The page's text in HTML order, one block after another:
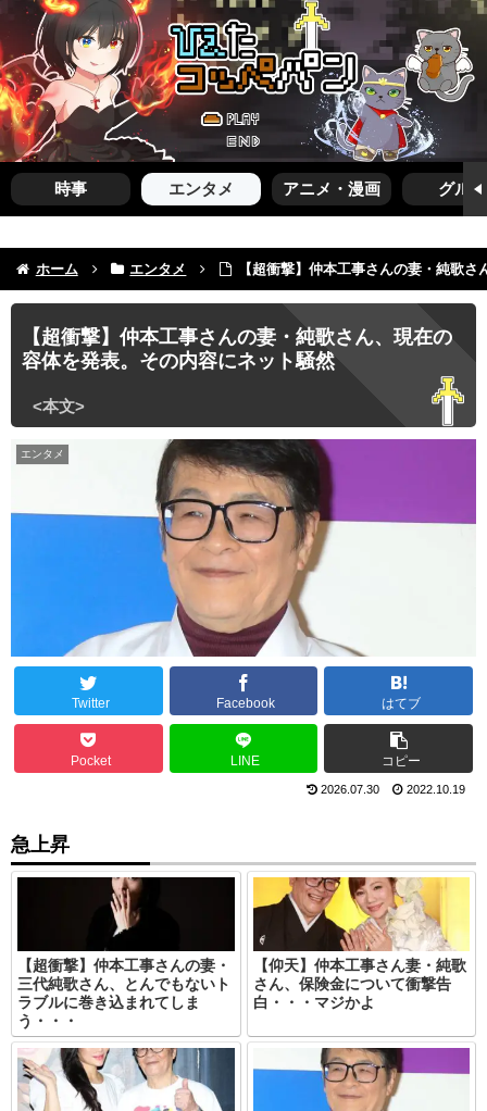
時事 エンタメ アニメ・漫画 グルメ
ホーム エンタメ 【超衝撃】仲本工事さんの妻・純歌
【超衝撃】仲本工事さんの妻・純歌さん、現在の
容体を発表。その内容にネット騒然
エンタメ
Twitter Facebook はてブ
Pocket LINE コピー
2026.07.30 2022.10.19
急上昇
【超衝撃】仲本工事さんの妻・
三代純歌さん、とんでもないト
ラブルに巻き込まれてしま
う・・・
【仰天】仲本工事さん妻・純歌
さん、保険金について衝撃告
白・・・マジかよ